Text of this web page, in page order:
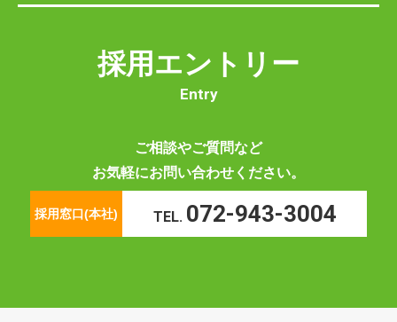
採用エントリー
Entry
ご相談やご質問など
お気軽にお問い合わせください。
採用窓口(本社) TEL. 072-943-3004